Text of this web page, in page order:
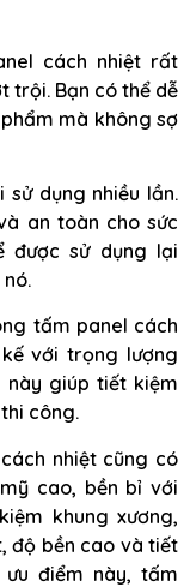
cách nhiệt rất
trội. Bạn có thể dễ
mà không sợ
dụng nhiều lần.
an toàn cho sức
được sử dụng lại
tấm panel cách
với trọng lượng
này giúp tiết kiệm
công.
nhiệt cũng có
cao, bền bỉ với
khung xương,
độ bền cao và tiết
điểm này, tấm